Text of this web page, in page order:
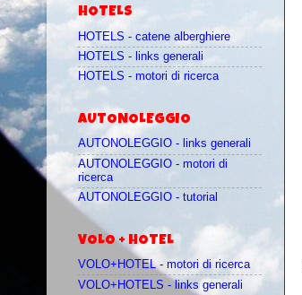
HOTELS
HOTELS - catene alberghiere
HOTELS - links generali
HOTELS - motori di ricerca
AUTONOLEGGIO
AUTONOLEGGIO - links generali
AUTONOLEGGIO - motori di
ricerca
AUTONOLEGGIO - tutorial
VOLO + HOTEL
VOLO+HOTEL - motori di ricerca
VOLO+HOTELS - links generali